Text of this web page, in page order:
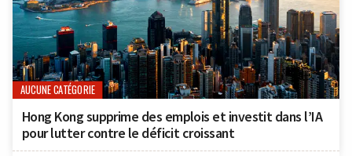
AUCUNE CATÉGORIE
Hong Kong supprime des emplois et investit dans l’IA
pour lutter contre le déficit croissant